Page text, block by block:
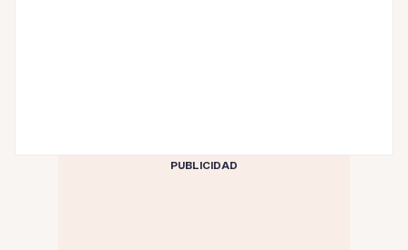
PUBLICIDAD